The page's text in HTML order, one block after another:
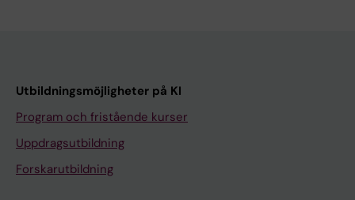
Utbildningsmöjligheter på KI
Program och fristående kurser
Uppdragsutbildning
Forskarutbildning